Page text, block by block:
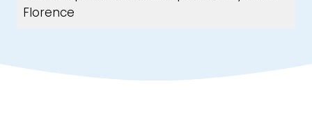
Florence